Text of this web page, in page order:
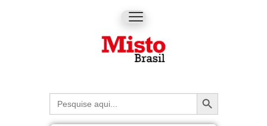
Procurar: Botão de pesquisa